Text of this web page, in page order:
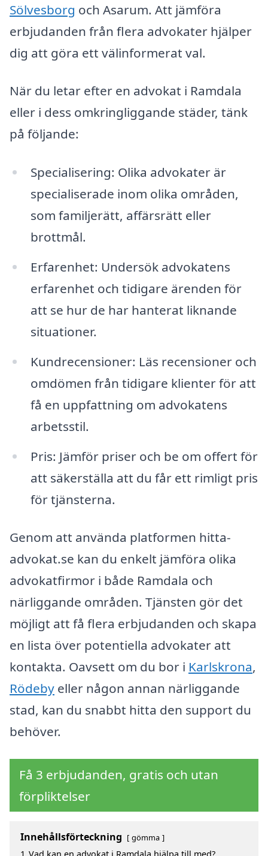
Sölvesborg och Asarum. Att jämföra
erbjudanden från flera advokater hjälper
dig att göra ett välinformerat val.
När du letar efter en advokat i Ramdala
eller i dess omkringliggande städer, tänk
på följande:
Specialisering: Olika advokater är
specialiserade inom olika områden,
som familjerätt, affärsrätt eller
brottmål.
Erfarenhet: Undersök advokatens
erfarenhet och tidigare ärenden för
att se hur de har hanterat liknande
situationer.
Kundrecensioner: Läs recensioner och
omdömen från tidigare klienter för att
få en uppfattning om advokatens
arbetsstil.
Pris: Jämför priser och be om offert för
att säkerställa att du får ett rimligt pris
för tjänsterna.
Genom att använda platformen hitta-
advokat.se kan du enkelt jämföra olika
advokatfirmor i både Ramdala och
närliggande områden. Tjänsten gör det
möjligt att få flera erbjudanden och skapa
en lista över potentiella advokater att
kontakta. Oavsett om du bor i Karlskrona,
Rödeby eller någon annan närliggande
stad, kan du snabbt hitta den support du
behöver.
Få 3 erbjudanden, gratis och utan
förpliktelser
Innehållsförteckning gömma